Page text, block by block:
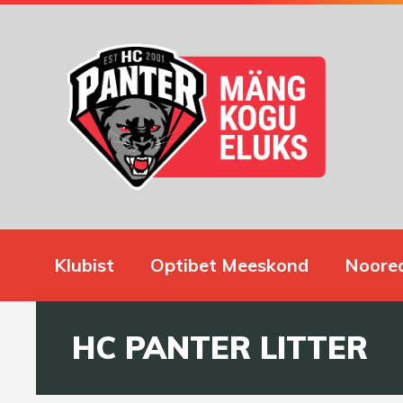
Klubist Optibet Meeskond
HC PANTER LITTER